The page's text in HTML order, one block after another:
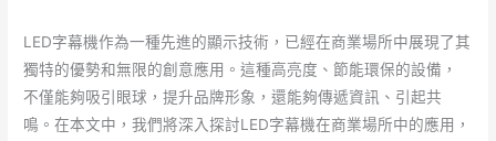
LED字幕機作為一種先進的顯示技術，已經在商業場所中展現了其
獨特的優勢和無限的創意應用。這種高亮度、節能環保的設備，
不僅能夠吸引眼球，提升品牌形象，還能夠傳遞資訊、引起共
鳴。在本文中，我們將深入探討LED字幕機在商業場所中的應用，